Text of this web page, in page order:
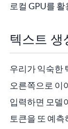
로컬 GPU를
텍스트
우리가 익숙한
오른쪽으로 이
입력하면 모델
토큰을 또 예